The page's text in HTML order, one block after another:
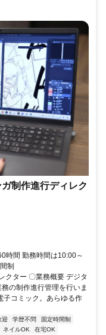
制作進行ディレク
時間 勤務時間は10:00～
制
クター 〇業務概要 デジタ
の制作進行管理を行いま
子コミック。あらゆる作
迎 学歴不問
固定時間制
ネイルOK
在宅OK